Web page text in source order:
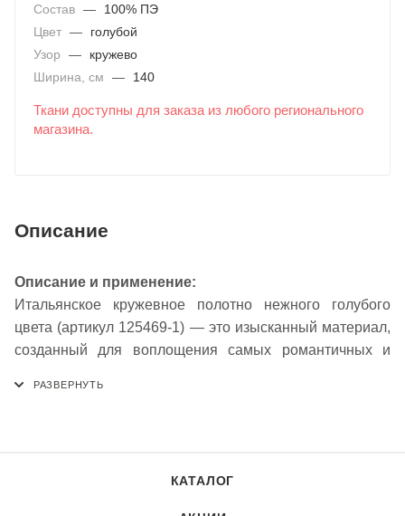
Состав —
100% ПЭ
Цвет —
голубой
Узор
—
кружево
Ширина, см
— 140
Ткани доступны для заказа из любого регионального
магазина.
Описание
Описание и применение:
Итальянское кружевное полотно нежного голубого
цвета (артикул 125469-1) — это изысканный материал,
созданный для воплощения самых романтичных и
кружеву особую свежесть. Синтетический состав
КАТАЛОГ